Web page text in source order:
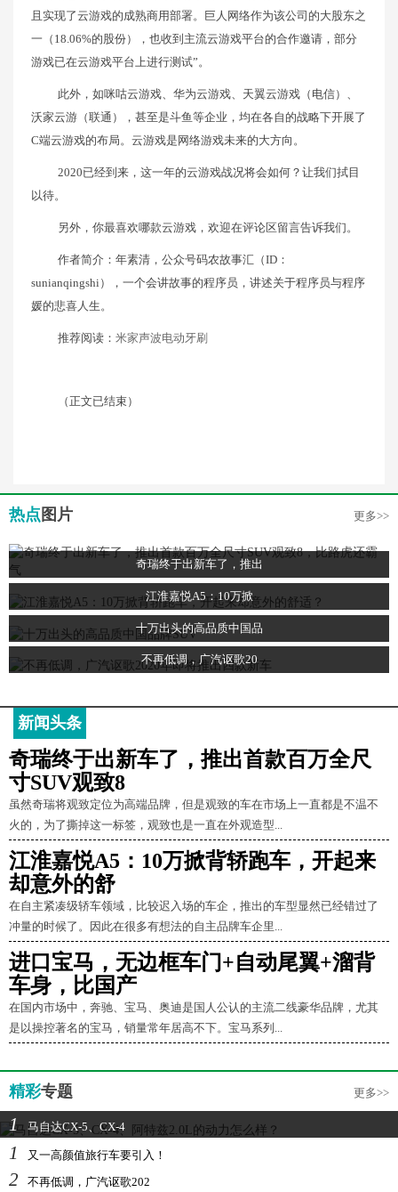
且实现了云游戏的成熟商用部署。巨人网络作为该公司的大股东之
一（18.06%的股份），也收到主流云游戏平台的合作邀请，部分
游戏已在云游戏平台上进行测试”。
此外，如咪咕云游戏、华为云游戏、天翼云游戏（电信）、
沃家云游（联通），甚至是斗鱼等企业，均在各自的战略下开展了
C端云游戏的布局。云游戏是网络游戏未来的大方向。
2020已经到来，这一年的云游戏战况将会如何？让我们拭目
以待。
另外，你最喜欢哪款云游戏，欢迎在评论区留言告诉我们。
作者简介：年素清，公众号码农故事汇（ID：
sunianqingshi），一个会讲故事的程序员，讲述关于程序员与程序
媛的悲喜人生。
推荐阅读： 米家声波电动牙刷
（正文已结束）
热点 图片 更多>>
奇瑞终于出新车了，推出
江淮嘉悦A5：10万掀
十万出头的高品质中国品
不再低调，广汽讴歌20
新闻头条
奇瑞终于出新车了，推出首款百万全尺
寸SUV观致8
虽然奇瑞将观致定位为高端品牌，但是观致的车在市场上一直都是不温不
火的，为了撕掉这一标签，观致也是一直在外观造型...
江淮嘉悦A5：10万掀背轿跑车，开起来
却意外的舒
在自主紧凑级轿车领域，比较迟入场的车企，推出的车型显然已经错过了
冲量的时候了。因此在很多有想法的自主品牌车企里...
进口宝马，无边框车门+自动尾翼+溜背
车身，比国产
在国内市场中，奔驰、宝马、奥迪是国人公认的主流二线豪华品牌，尤其
是以操控著名的宝马，销量常年居高不下。宝马系列...
精彩专题 更多>>
1 马自达CX-5、CX-4
1 又一高颜值旅行车要引入！
2 不再低调，广汽讴歌202